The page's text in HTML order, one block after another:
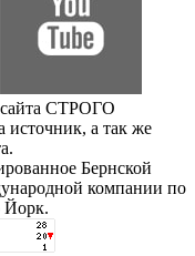
СТРОГО
а так же
Бернской
компании по
Йорк.